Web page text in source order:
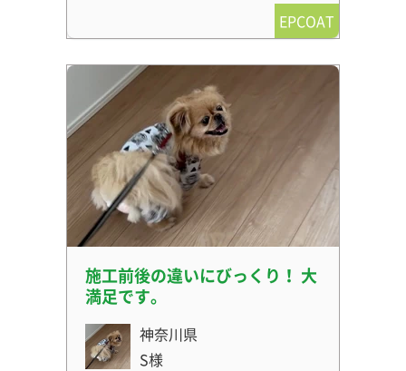
EPCOAT
施工前後の違いにびっくり！ 大
満足です。
神奈川県
S様